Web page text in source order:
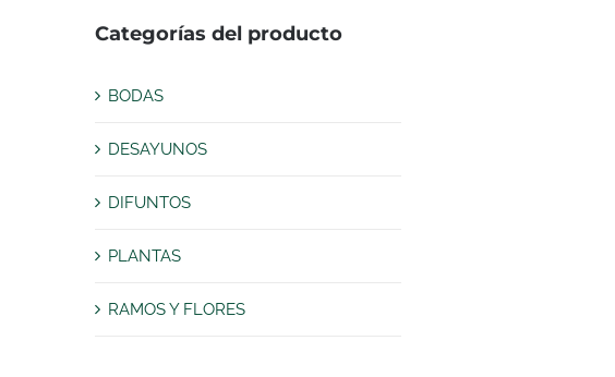
Categorías del producto
BODAS
DESAYUNOS
DIFUNTOS
PLANTAS
RAMOS Y FLORES